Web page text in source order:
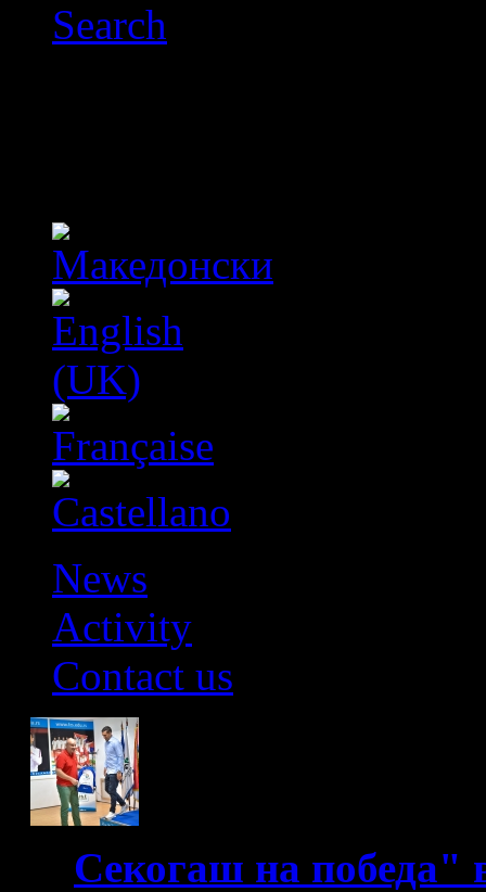
Search
News
Activity
Contact us
Секогаш на победа"